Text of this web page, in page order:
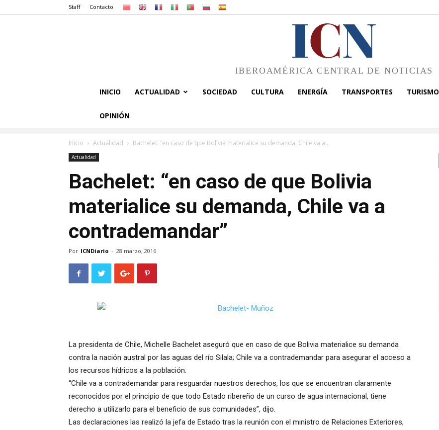
Staff Contacto
ICN
IBEROAMÉRICA CENTRAL DE NOTICIAS
INICIO ACTUALIDAD SOCIEDAD CULTURA ENERGÍA TRANSPORTES TURISMO
OPINIÓN
Inicio Actualidad Bachelet: “en caso de que Bolivia materialice su demanda, Chile va a...
Actualidad
Bachelet: “en caso de que Bolivia
materialice su demanda, Chile va a
contrademandar”
Por ICNDiario - 28 marzo, 2016
La presidenta de Chile, Michelle Bachelet aseguró que en caso de que Bolivia materialice su demanda
contra la nación austral por las aguas del río Silala; Chile va a contrademandar para asegurar el acceso a
los recursos hídricos a la población.
“Chile va a contrademandar para resguardar nuestros derechos, los que se encuentran claramente
reconocidos por el principio de que todo Estado ribereño de un curso de agua internacional, tiene
derecho a utilizarlo para el beneficio de sus comunidades”, dijo.
Las declaraciones las realizó la jefa de Estado tras la reunión con el ministro de Relaciones Exteriores,